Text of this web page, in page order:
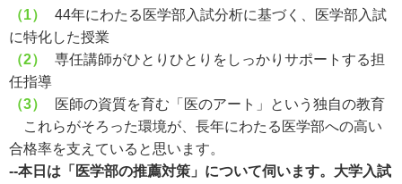
（1）
44年にわたる医学部入試分析に基づく、医学部入試
に特化した授業
（2）
専任講師がひとりひとりをしっかりサポートする担
任指導
（3）
医師の資質を育む「医のアート」という独自の教育
これらがそろった環境が、長年にわたる医学部への高い
合格率を支えていると思います。
--本日は「医学部の推薦対策」について伺います。大学入試